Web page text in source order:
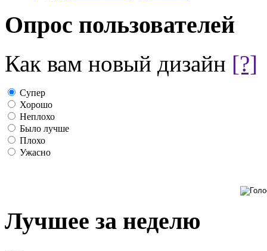
Опрос пользователей
Как вам новый дизайн [?]
Супер
Хорошо
Неплохо
Было лучше
Плохо
Ужасно
Лучшее за неделю